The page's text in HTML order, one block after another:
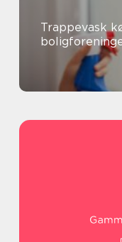
Trappevask